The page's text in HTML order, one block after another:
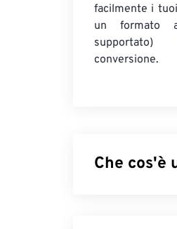
facilmente i
un formato
conversione.
Che cos'è